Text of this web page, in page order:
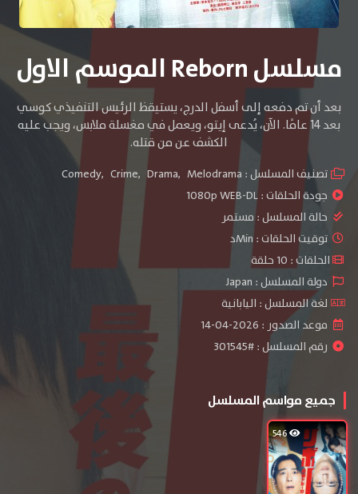
مسلسل Reborn الموسم الاول
بعد أن تم دفعه إلى أسفل الدرج، يستيقظ الرئيس التنفيذي كوسي
بعد 14 عامًا. الآن، يُدعى إيتو، ويعمل في مغسلة ملابس، ويجب عليه
الكشف عن من قتله.
تصنيف المسلسل : Comedy, Crime, Drama, Melodrama
جودة الحلقات :1080p WEB-DL
حالة المسلسل : مستمر
توقيت الحلقات : Minد
الحلقات : 10 حلقة
دولة المسلسل : Japan
لغة المسلسل : اليابانية
موعد الصدور : 2026-04-14
رقم المسلسل : #301545
جميع مواسم المسلسل